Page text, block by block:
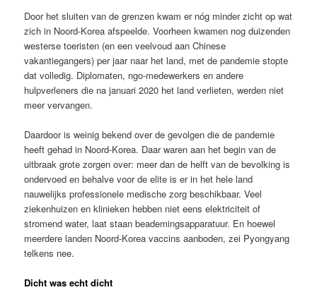
Door het sluiten van de grenzen kwam er nóg minder zicht op wat
zich in Noord-Korea afspeelde. Voorheen kwamen nog duizenden
westerse toeristen (en een veelvoud aan Chinese
vakantiegangers) per jaar naar het land, met de pandemie stopte
dat volledig. Diplomaten, ngo-medewerkers en andere
hulpverleners die na januari 2020 het land verlieten, werden niet
meer vervangen.
Daardoor is weinig bekend over de gevolgen die de pandemie
heeft gehad in Noord-Korea. Daar waren aan het begin van de
uitbraak grote zorgen over: meer dan de helft van de bevolking is
ondervoed en behalve voor de elite is er in het hele land
nauwelijks professionele medische zorg beschikbaar. Veel
ziekenhuizen en klinieken hebben niet eens elektriciteit of
stromend water, laat staan beademingsapparatuur. En hoewel
meerdere landen Noord-Korea vaccins aanboden, zei Pyongyang
telkens nee.
Dicht was echt dicht